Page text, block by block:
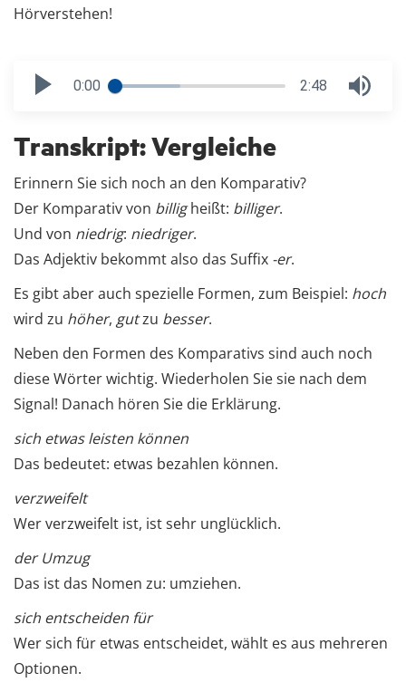
Hörverstehen!
0:00 2:48
Transkript: Vergleiche
Erinnern Sie sich noch an den Komparativ?
Der Komparativ von billigheißt: billiger.
Und von niedrig: niedriger.
Das Adjektiv bekommt also das Suffix -er.
Es gibt aber auch spezielle Formen, zum Beispiel: hoch
wird zu höher, gutzu besser.
Neben den Formen des Komparativs sind auch noch
diese Wörter wichtig. Wiederholen Sie sie nach dem
Signal! Danach hören Sie die Erklärung.
sich etwas leisten können
Das bedeutet: etwas bezahlen können.
verzweifelt
Wer verzweifelt ist, ist sehr unglücklich.
der Umzug
Das ist das Nomen zu: umziehen.
sich entscheiden für
Wer sich für etwas entscheidet, wählt es aus mehreren
Optionen.